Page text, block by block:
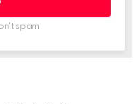
spam